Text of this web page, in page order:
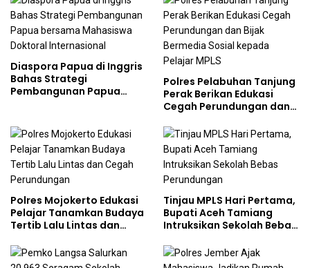
Diaspora Papua di Inggris
Bahas Strategi
Pembangunan Papua
Polres Pelabuhan Tanjung
Perak Berikan Edukasi
Cegah Perundungan dan
kepada Pelajar MPLS
Polres Mojokerto Edukasi
Pelajar Tanamkan Budaya
Tertib Lalu Lintas dan
Tinjau MPLS Hari Pertama,
Bupati Aceh Tamiang
Intruksikan Sekolah Bebas